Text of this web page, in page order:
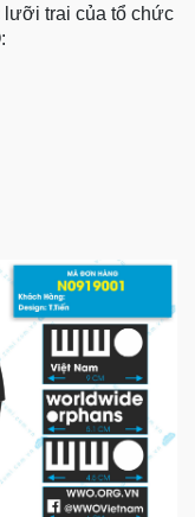
trai của tổ chức